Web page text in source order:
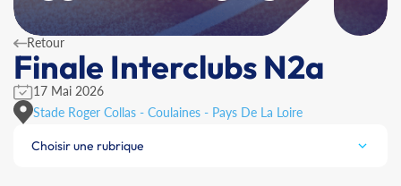
Retour
Finale Interclubs N2a
17 Mai 2026
Stade Roger Collas - Coulaines - Pays De La Loire
Choisir une rubrique